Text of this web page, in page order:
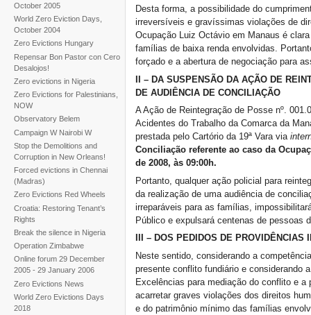
October 2005
World Zero Eviction Days,
October 2004
Zero Evictions Hungary
Repensar Bon Pastor con Cero
Desalojos!
Zero evictions in Nigeria
Zero Evictions for Palestinians,
NOW
Observatory Belem
Campaign W Nairobi W
Stop the Demolitions and
Corruption in New Orleans!
Forced evictions in Chennai
(Madras)
Zero Evictions Red Wheels
Croatia: Restoring Tenant’s
Rights
Break the silence in Nigeria
Operation Zimbabwe
Online forum 29 December
2005 - 29 January 2006
Zero Evictions News
World Zero Evictions Days
2018
Desta forma, a possibilidade do
irreversíveis e gravíssimas violações de
Ocupação Luiz Octávio em Manaus é
famílias de baixa renda envolvidas.
forçado e a abertura de negociação para
II – DA SUSPENSÃO DA AÇÃO DE
DE AUDIÊNCIA DE CONCILIAÇÃO
A Ação de Reintegração de Posse nº.
Acidentes do Trabalho da Comarca da
prestada pelo Cartório da 19ª Vara via
Conciliação referente ao caso da
de 2008, às 09:00h.
Portanto, qualquer ação policial para
da realização de uma audiência de
irreparáveis para as famílias,
Público e expulsará centenas de pessoas
III – DOS PEDIDOS DE PROVIDÊNCIAS
Neste sentido, considerando a
presente conflito fundiário e considerando
Excelências para mediação do conflito e
acarretar graves violações dos direitos
e do patrimônio mínimo das famílias